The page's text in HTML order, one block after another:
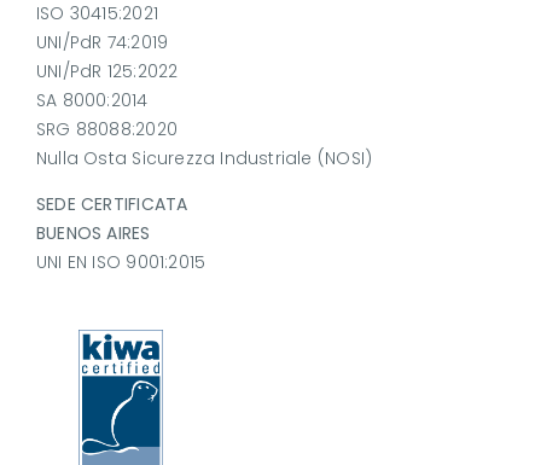
ISO 30415:2021
UNI/PdR 74:2019
UNI/PdR 125:2022
SA 8000:2014
SRG 88088:2020
Nulla Osta Sicurezza Industriale (NOSI)
SEDE CERTIFICATA
BUENOS AIRES
UNI EN ISO 9001:2015